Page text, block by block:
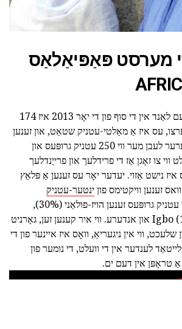
מערסט פּאַפּיאַלאַס
די באַפעלקערונג פון דעם לאַנד אין די סוף פון די יאָר 2013 איז 174
עס איז אַ מאַלטי-עטניק שטאַט, און זענען
ווייַטער צו יעדער אנדערער לעבן מער ווי 250 עטניק גרופּעס און
ווי צו זאָגן אַז די פרידלעך און פרייַנדלעך
נישט אַזוי. יעדער יאָר עס זענען אַ פּלאַץ
זענען וויקטימס פוןינטער-עטניק
די גרעסטן עטניק גרופּעס זענען הויז-פולאַני (30%),
יאָרובאַ (20%), Igbo (19%) און אנדערע. ווי איר קענען זען, גאָרניט
שלעכט, ווי אין ניגעריאַ, וואָס איז איינער פון די
לענדער אין די וועלט, די נומער פון